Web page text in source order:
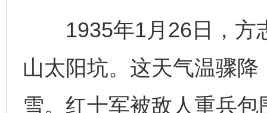
1935年1月26日，方
山太阳坑。这天气温骤
雪。红十军被敌人重兵